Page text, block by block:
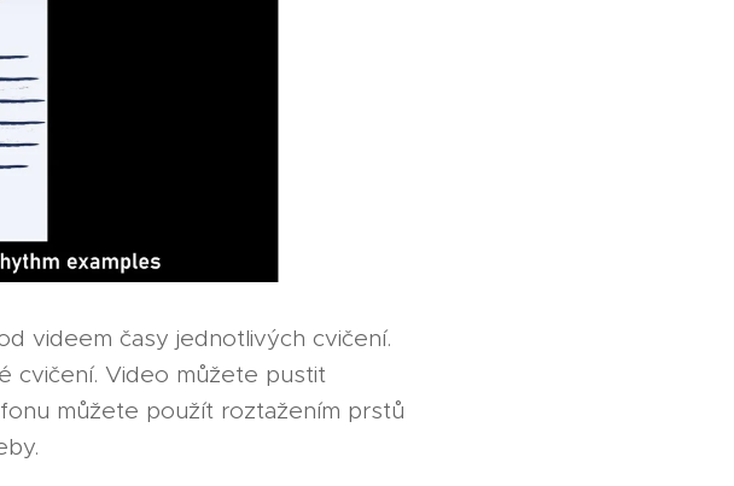
videem časy jednotlivých cvičení.
cvičení. Video můžete pustit
můžete použít roztažením prstů